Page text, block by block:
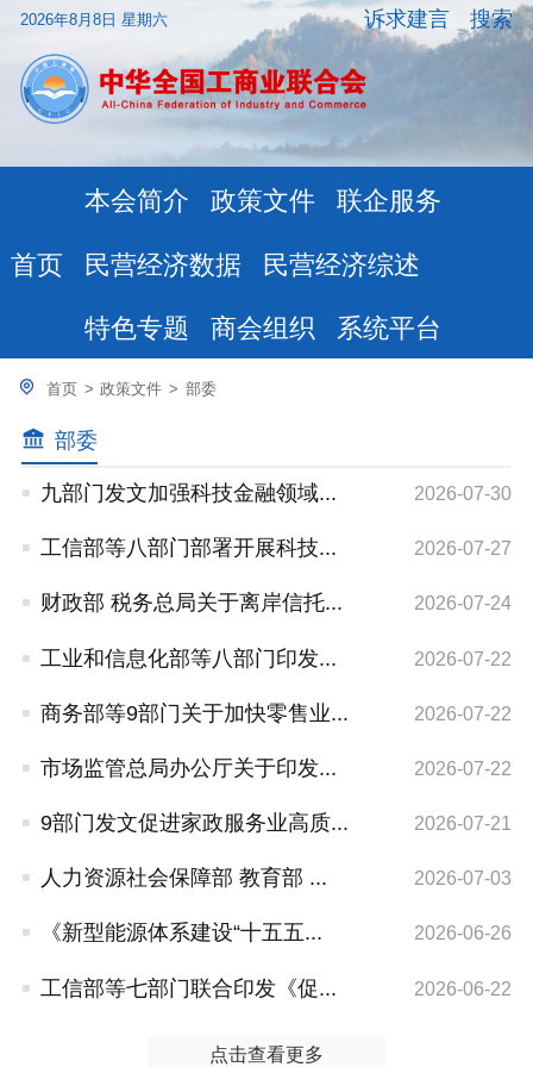
2026年8月8日 星期六 搜索
诉求建言
首页
本会简介 政策文件 联企服务
民营经济数据 民营经济综述
特色专题 商会组织 系统平台
首页 > 政策文件 > 部委
部委
九部门发文加强科技金融领域... 2026-07-30
工信部等八部门部署开展科技... 2026-07-27
财政部 税务总局关于离岸信托... 2026-07-24
工业和信息化部等八部门印发... 2026-07-22
商务部等9部门关于加快零售业... 2026-07-22
市场监管总局办公厅关于印发... 2026-07-22
9部门发文促进家政服务业高质... 2026-07-21
人力资源社会保障部 教育部 ... 2026-07-03
《新型能源体系建设“十五五... 2026-06-26
工信部等七部门联合印发《促... 2026-06-22
点击查看更多